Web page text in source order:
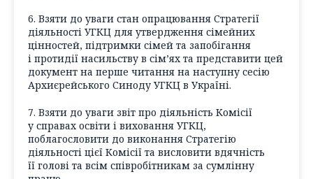
6. Взяти до уваги стан опрацювання Стратегії
діяльності УГКЦ для утвердження сімейних
цінностей, підтримки сімей та запобігання
і протидії насильству в сім’ях та представити цей
документ на перше читання на наступну сесію
Архиєрейського Синоду УГКЦ в Україні.
7. Взяти до уваги звіт про діяльність Комісії
у справах освіти і виховання УГКЦ,
поблагословити до виконання Стратегію
діяльності цієї Комісії та висловити вдячність
її голові та всім співробітникам за сумлінну